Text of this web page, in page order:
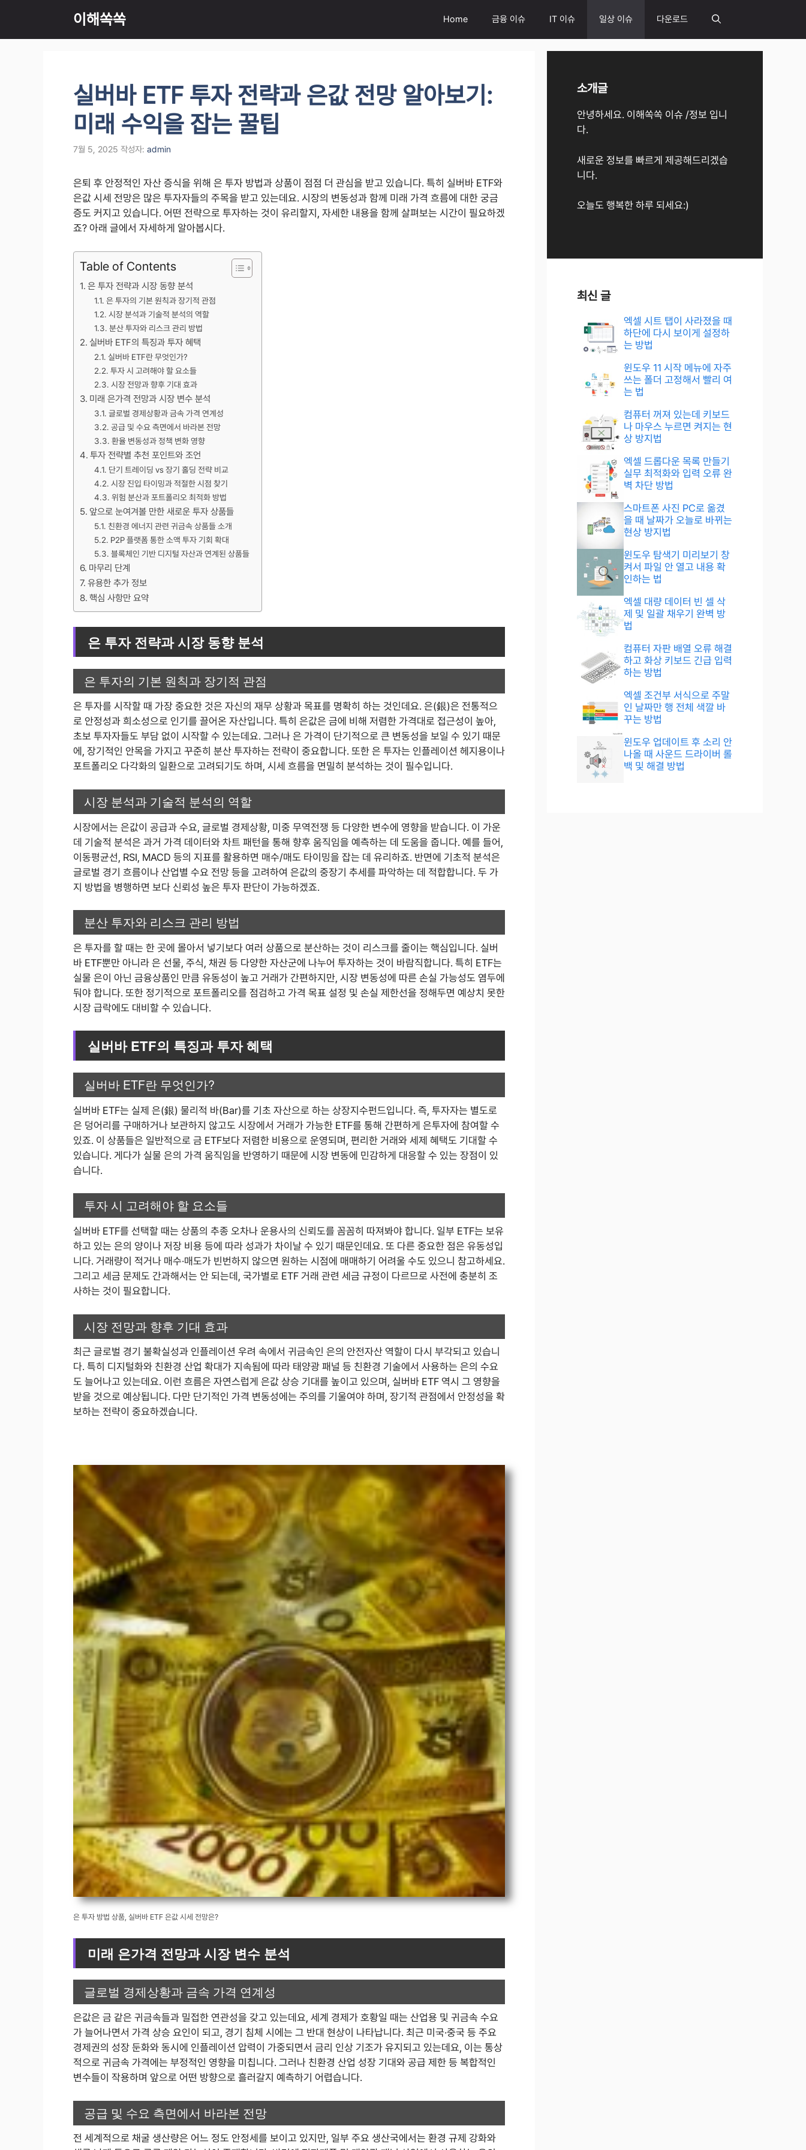
츠
이해쏙쏙 Home 금융 이슈 IT 이슈 일상 이슈 다운로드
실버바 ETF 투자 전략과 은값 전망 알아보기:
미래 수익을 잡는 꿀팁
7월 5, 2025 작성자: admin
은퇴 후 안정적인 자산 증식을 위해 은 투자 방법과 상품이 점점 더 관심을 받고 있습니다. 특히 실버바 ETF와
은값 시세 전망은 많은 투자자들의 주목을 받고 있는데요. 시장의 변동성과 함께 미래 가격 흐름에 대한 궁금
증도 커지고 있습니다. 어떤 전략으로 투자하는 것이 유리할지, 자세한 내용을 함께 살펴보는 시간이 필요하겠
죠? 아래 글에서 자세하게 알아봅시다.
Table of Contents
은 투자 전략과 시장 동향 분석
은 투자의 기본 원칙과 장기적 관점
시장 분석과 기술적 분석의 역할
분산 투자와 리스크 관리 방법
실버바 ETF의 특징과 투자 혜택
실버바 ETF란 무엇인가?
투자 시 고려해야 할 요소들
시장 전망과 향후 기대 효과
미래 은가격 전망과 시장 변수 분석
글로벌 경제상황과 금속 가격 연계성
공급 및 수요 측면에서 바라본 전망
환율 변동성과 정책 변화 영향
투자 전략별 추천 포인트와 조언
단기 트레이딩 vs 장기 홀딩 전략 비교
시장 진입 타이밍과 적절한 시점 찾기
위험 분산과 포트폴리오 최적화 방법
앞으로 눈여겨볼 만한 새로운 투자 상품들
친환경 에너지 관련 귀금속 상품들 소개
P2P 플랫폼 통한 소액 투자 기회 확대
블록체인 기반 디지털 자산과 연계된 상품들
마무리 단계
유용한 추가 정보
핵심 사항만 요약
은 투자 전략과 시장 동향 분석
은 투자의 기본 원칙과 장기적 관점
은 투자를 시작할 때 가장 중요한 것은 자신의 재무 상황과 목표를 명확히 하는 것인데요. 은(銀)은 전통적으
로 안정성과 희소성으로 인기를 끌어온 자산입니다. 특히 은값은 금에 비해 저렴한 가격대로 접근성이 높아,
초보 투자자들도 부담 없이 시작할 수 있는데요. 그러나 은 가격이 단기적으로 큰 변동성을 보일 수 있기 때문
에, 장기적인 안목을 가지고 꾸준히 분산 투자하는 전략이 중요합니다. 또한 은 투자는 인플레이션 헤지용이나
포트폴리오 다각화의 일환으로 고려되기도 하며, 시세 흐름을 면밀히 분석하는 것이 필수입니다.
시장 분석과 기술적 분석의 역할
시장에서는 은값이 공급과 수요, 글로벌 경제상황, 미중 무역전쟁 등 다양한 변수에 영향을 받습니다. 이 가운
데 기술적 분석은 과거 가격 데이터와 차트 패턴을 통해 향후 움직임을 예측하는 데 도움을 줍니다. 예를 들어,
이동평균선, RSI, MACD 등의 지표를 활용하면 매수/매도 타이밍을 잡는 데 유리하죠. 반면에 기초적 분석은
글로벌 경기 흐름이나 산업별 수요 전망 등을 고려하여 은값의 중장기 추세를 파악하는 데 적합합니다. 두 가
지 방법을 병행하면 보다 신뢰성 높은 투자 판단이 가능하겠죠.
분산 투자와 리스크 관리 방법
은 투자를 할 때는 한 곳에 몰아서 넣기보다 여러 상품으로 분산하는 것이 리스크를 줄이는 핵심입니다. 실버
바 ETF뿐만 아니라 은 선물, 주식, 채권 등 다양한 자산군에 나누어 투자하는 것이 바람직합니다. 특히 ETF는
실물 은이 아닌 금융상품인 만큼 유동성이 높고 거래가 간편하지만, 시장 변동성에 따른 손실 가능성도 염두에
둬야 합니다. 또한 정기적으로 포트폴리오를 점검하고 가격 목표 설정 및 손실 제한선을 정해두면 예상치 못한
시장 급락에도 대비할 수 있습니다.
실버바 ETF의 특징과 투자 혜택
실버바 ETF란 무엇인가?
실버바 ETF는 실제 은(銀) 물리적 바(Bar)를 기초 자산으로 하는 상장지수펀드입니다. 즉, 투자자는 별도로
은 덩어리를 구매하거나 보관하지 않고도 시장에서 거래가 가능한 ETF를 통해 간편하게 은투자에 참여할 수
있죠. 이 상품들은 일반적으로 금 ETF보다 저렴한 비용으로 운영되며, 편리한 거래와 세제 혜택도 기대할 수
있습니다. 게다가 실물 은의 가격 움직임을 반영하기 때문에 시장 변동에 민감하게 대응할 수 있는 장점이 있
습니다.
투자 시 고려해야 할 요소들
실버바 ETF를 선택할 때는 상품의 추종 오차나 운용사의 신뢰도를 꼼꼼히 따져봐야 합니다. 일부 ETF는 보유
하고 있는 은의 양이나 저장 비용 등에 따라 성과가 차이날 수 있기 때문인데요. 또 다른 중요한 점은 유동성입
니다. 거래량이 적거나 매수·매도가 빈번하지 않으면 원하는 시점에 매매하기 어려울 수도 있으니 참고하세요.
그리고 세금 문제도 간과해서는 안 되는데, 국가별로 ETF 거래 관련 세금 규정이 다르므로 사전에 충분히 조
사하는 것이 필요합니다.
시장 전망과 향후 기대 효과
최근 글로벌 경기 불확실성과 인플레이션 우려 속에서 귀금속인 은의 안전자산 역할이 다시 부각되고 있습니
다. 특히 디지털화와 친환경 산업 확대가 지속됨에 따라 태양광 패널 등 친환경 기술에서 사용하는 은의 수요
도 늘어나고 있는데요. 이런 흐름은 자연스럽게 은값 상승 기대를 높이고 있으며, 실버바 ETF 역시 그 영향을
받을 것으로 예상됩니다. 다만 단기적인 가격 변동성에는 주의를 기울여야 하며, 장기적 관점에서 안정성을 확
보하는 전략이 중요하겠습니다.
은 투자 방법 상품, 실버바 ETF 은값 시세 전망은?
미래 은가격 전망과 시장 변수 분석
글로벌 경제상황과 금속 가격 연계성
은값은 금 같은 귀금속들과 밀접한 연관성을 갖고 있는데요, 세계 경제가 호황일 때는 산업용 및 귀금속 수요
가 늘어나면서 가격 상승 요인이 되고, 경기 침체 시에는 그 반대 현상이 나타납니다. 최근 미국·중국 등 주요
경제권의 성장 둔화와 동시에 인플레이션 압력이 가중되면서 금리 인상 기조가 유지되고 있는데요, 이는 통상
적으로 귀금속 가격에는 부정적인 영향을 미칩니다. 그러나 친환경 산업 성장 기대와 공급 제한 등 복합적인
변수들이 작용하며 앞으로 어떤 방향으로 흘러갈지 예측하기 어렵습니다.
공급 및 수요 측면에서 바라본 전망
전 세계적으로 채굴 생산량은 어느 정도 안정세를 보이고 있지만, 일부 주요 생산국에서는 환경 규제 강화와
소개글
안녕하세요. 이해쏙쏙 이슈 /정보 입니
다.
새로운 정보를 빠르게 제공해드리겠습
니다.
오늘도 행복한 하루 되세요:)
최신 글
엑셀 시트 탭이 사라졌을 때
하단에 다시 보이게 설정하
는 방법
윈도우 11 시작 메뉴에 자주
쓰는 폴더 고정해서 빨리 여
는 법
컴퓨터 꺼져 있는데 키보드
나 마우스 누르면 켜지는 현
상 방지법
엑셀 드롭다운 목록 만들기
실무 최적화와 입력 오류 완
벽 차단 방법
스마트폰 사진 PC로 옮겼
을 때 날짜가 오늘로 바뀌는
현상 방지법
윈도우 탐색기 미리보기 창
켜서 파일 안 열고 내용 확
인하는 법
엑셀 대량 데이터 빈 셀 삭
제 및 일괄 채우기 완벽 방
법
컴퓨터 자판 배열 오류 해결
하고 화상 키보드 긴급 입력
하는 방법
엑셀 조건부 서식으로 주말
인 날짜만 행 전체 색깔 바
꾸는 방법
윈도우 업데이트 후 소리 안
나올 때 사운드 드라이버 롤
백 및 해결 방법